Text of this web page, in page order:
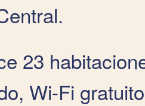
23
Wi-Fi